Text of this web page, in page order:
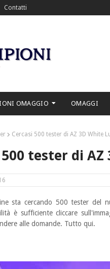
Contatti
OMAGGIO OMAGGI
Cercasi 500 tester di AZ 3D White
tester di AZ
sta cercando 500 tester del
è sufficiente cliccare
alle domande. Tutto qui.